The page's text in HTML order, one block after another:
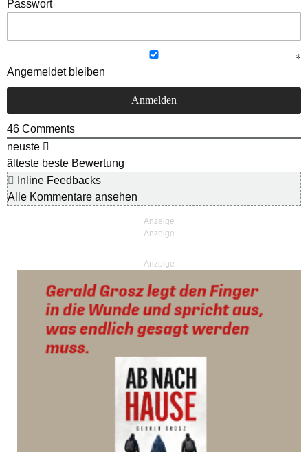
Passwort
Angemeldet bleiben
46 Comments
neuste
älteste beste Bewertung
Inline Feedbacks
Alle Kommentare ansehen
Anzeige